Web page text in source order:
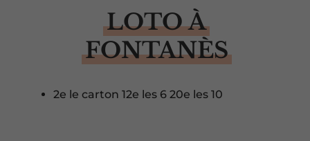
LOTO À
FONTANÈS
2e le carton 12e les 6 20e les 10